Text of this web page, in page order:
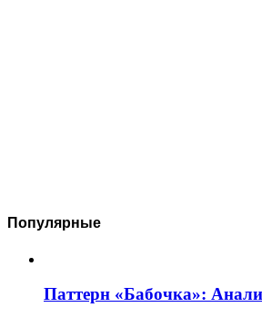
Популярные
Паттерн «Бабочка»: